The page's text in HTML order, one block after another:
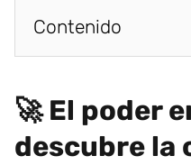
Contenido
🚀 El poder
descubre la